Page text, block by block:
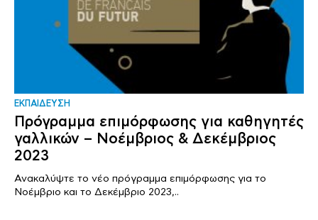
ΕΚΠΑΙΔΕΥΣΗ
Πρόγραμμα επιμόρφωσης για καθηγητές
γαλλικών – Νοέμβριος & Δεκέμβριος
2023
Ανακαλύψτε το νέο πρόγραμμα επιμόρφωσης για το
Νοέμβριο και το Δεκέμβριο 2023,..